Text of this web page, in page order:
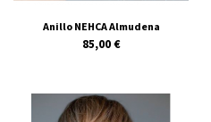
Anillo NEHCA Almudena
85,00 €